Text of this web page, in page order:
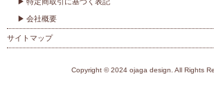
会社概要
サイトマップ
Copyright © 2024 ojaga design. All Rights